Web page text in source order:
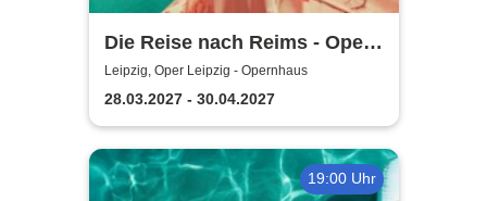
Die Reise nach Reims - Oper
Leipzig
Leipzig, Oper Leipzig - Opernhaus
28.03.2027 - 30.04.2027
19:00 Uhr